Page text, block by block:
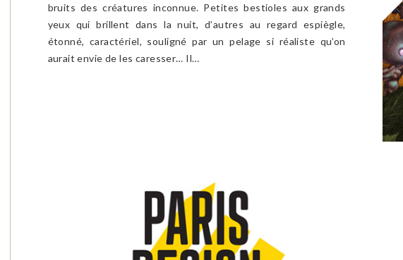
bruits des créatures inconnue. Petites bestioles aux grands
yeux qui brillent dans la nuit, d’autres au regard espiègle,
étonné, caractériel, souligné par un pelage si réaliste qu’on
aurait envie de les caresser… Il…